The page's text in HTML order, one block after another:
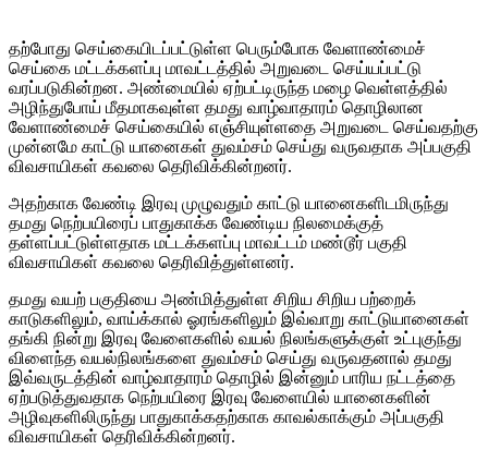
தற்போது செய்கையிடப்பட்டுள்ள பெரும்போக வேளாண்மைச்
செய்கை மட்டக்களப்பு மாவட்டத்தில் அறுவடை செய்யப்பட்டு
வரப்படுகின்றன. அண்மையில் ஏற்பட்டிருந்த மழை வெள்ளத்தில்
அழிந்துபோய் மீதமாகவுள்ள தமது வாழ்வாதாரம் தொழிலான
வேளாண்மைச் செய்கையில் எஞ்சியுள்ளதை அறுவடை செய்வதற்கு
முன்னமே காட்டு யானைகள் துவம்சம் செய்து வருவதாக அப்பகுதி
விவசாயிகள் கவலை தெரிவிக்கின்றனர்.
அதற்காக வேண்டி இரவு முழுவதும் காட்டு யானைகளிடமிருந்து
தமது நெற்பயிரைப் பாதுகாக்க வேண்டிய நிலமைக்குத்
தள்ளப்பட்டுள்ளதாக மட்டக்களப்பு மாவட்டம் மண்டூர் பகுதி
விவசாயிகள் கவலை தெரிவித்துள்ளனர்.
தமது வயற் பகுதியை அண்மித்துள்ள சிறிய சிறிய பற்றைக்
காடுகளிலும், வாய்க்கால் ஓரங்களிலும் இவ்வாறு காட்டுயானைகள்
தங்கி நின்று இரவு வேளைகளில் வயல் நிலங்களுக்குள் உட்புகுந்து
விளைந்த வயல்நிலங்களை துவம்சம் செய்து வருவதனால் தமது
இவ்வருடத்தின் வாழ்வாதாரம் தொழில் இன்னும் பாரிய நட்டத்தை
ஏற்படுத்துவதாக நெற்பயிரை இரவு வேளையில் யானைகளின்
அழிவுகளிலிருந்து பாதுகாக்கதற்காக காவல்காக்கும் அப்பகுதி
விவசாயிகள் தெரிவிக்கின்றனர்.